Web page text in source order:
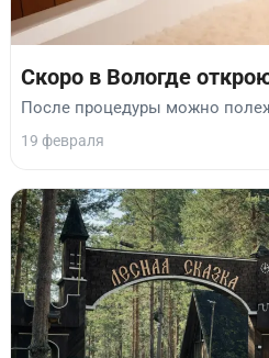
Скоро в Вологде
После процедуры можно
19 февраля